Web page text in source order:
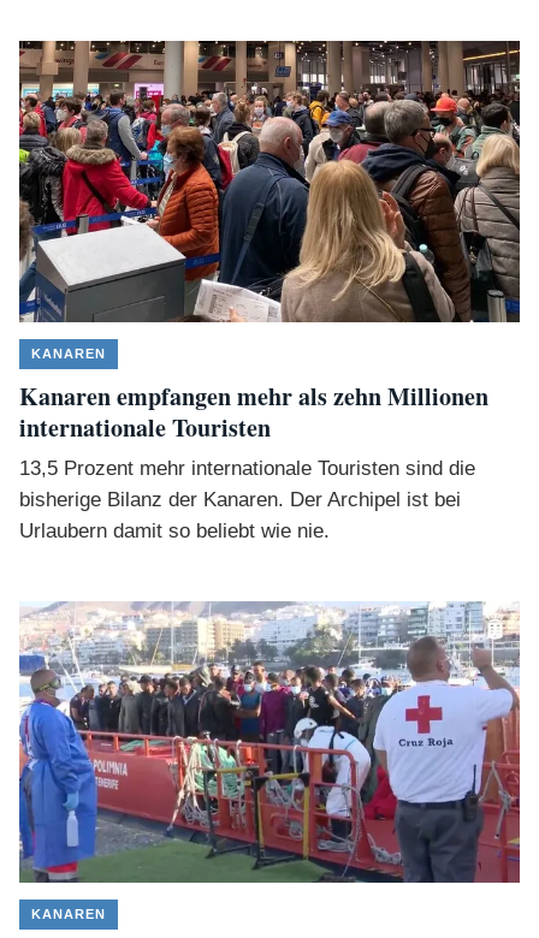
KANAREN
Kanaren empfangen mehr als zehn Millionen
internationale Touristen
13,5 Prozent mehr internationale Touristen sind die
bisherige Bilanz der Kanaren. Der Archipel ist bei
Urlaubern damit so beliebt wie nie.
KANAREN